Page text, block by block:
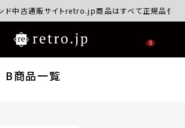
販サイトretro.jp商品はすべて正規品保証・返品可
0
B商品一覧